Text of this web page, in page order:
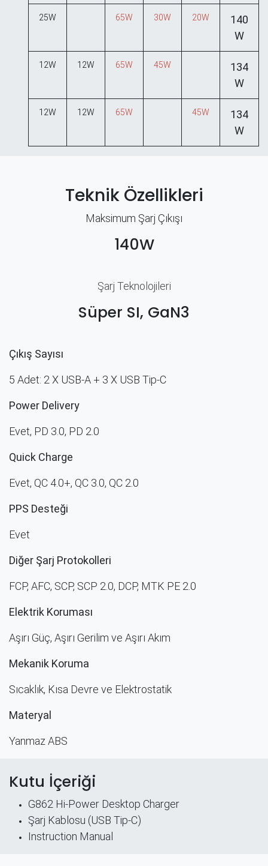
25W 65W 30W 20W
140
W
12W 12W 65W 45W
134
W
12W 12W 65W 45W
134
W
Teknik Özellikleri
Maksimum Şarj Çıkışı
140W
Şarj Teknolojileri
Süper SI, GaN3
Çıkış Sayısı
5 Adet: 2 X USB-A + 3 X USB Tip-C
Power Delivery
Evet, PD 3.0, PD 2.0
Quick Charge
Evet, QC 4.0+, QC 3.0, QC 2.0
PPS Desteği
Evet
Diğer Şarj Protokolleri
FCP, AFC, SCP, SCP 2.0, DCP, MTK PE 2.0
Elektrik Koruması
Aşırı Güç, Aşırı Gerilim ve Aşırı Akım
Mekanik Koruma
Sıcaklık, Kısa Devre ve Elektrostatik
Materyal
Yanmaz ABS
Kutu İçeriği
G862 Hi-Power Desktop Charger
Şarj Kablosu (USB Tip-C)
Instruction Manual